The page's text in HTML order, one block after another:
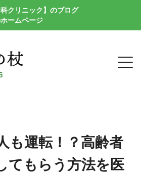
クリニック】のブログ
ームページ
も運転！？高齢者
てもらう方法を医